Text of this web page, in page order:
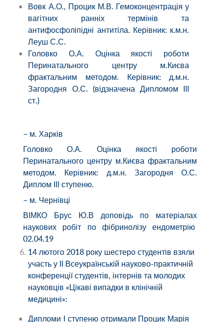
Вовк А.О., Процик М.В. Гемоконцентрація у
вагітних ранніх термінів та
антифосфоліпідні антитіла. Керівник: к.м.н.
Леуш С.С.
Головко О.А. Оцінка якості роботи
Перинатального центру м.Києва
фрактальним методом. Керівник: д.м.н.
Загородня О.С. (відзначена Дипломом ІІІ
ст.)
– м. Харків
Головко О.А. Оцінка якості роботи
Перинатального центру м.Києва фрактальним
методом. Керівник: д.м.н. Загородня О.С.
Диплом ІІІ ступеню.
– м. Чернівці
ВІМКО Брус Ю.В доповідь по матеріалах
наукових робіт по фібринолізу ендометрію
02.04.19
14 лютого 2018 року шестеро студентів взяли
участь у ІІ Всеукраїнській науково-практичній
конференції студентів, інтернів та молодих
науковців «Цікаві випадки в клінічній
медицині»:
Дипломи І ступеню отримали Процик Марія